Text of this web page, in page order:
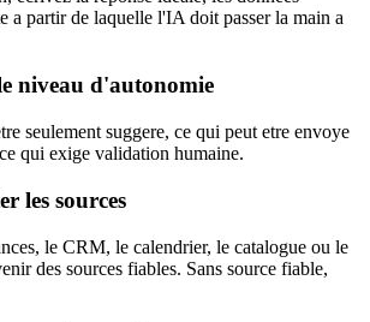
a partir de laquelle l'IA doit passer la main a
niveau d'autonomie
seulement suggere, ce qui peut etre envoye
qui exige validation humaine.
les sources
le CRM, le calendrier, le catalogue ou le
des sources fiables. Sans source fiable,